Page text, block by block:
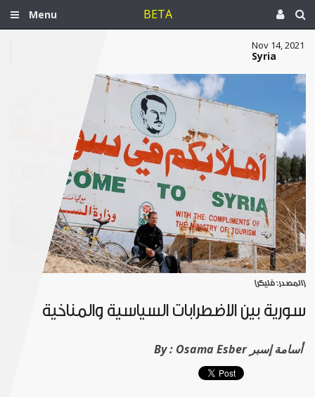
Menu BETA
Nov 14, 2021
Syria
[المصدر: فليكر]
سورية بين الاضطرابات السياسية والمناخية
By : Osama Esber أسامة إسبر